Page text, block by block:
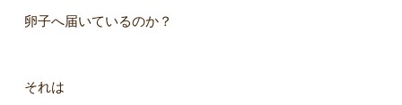
卵子へ届いているのか？
それは